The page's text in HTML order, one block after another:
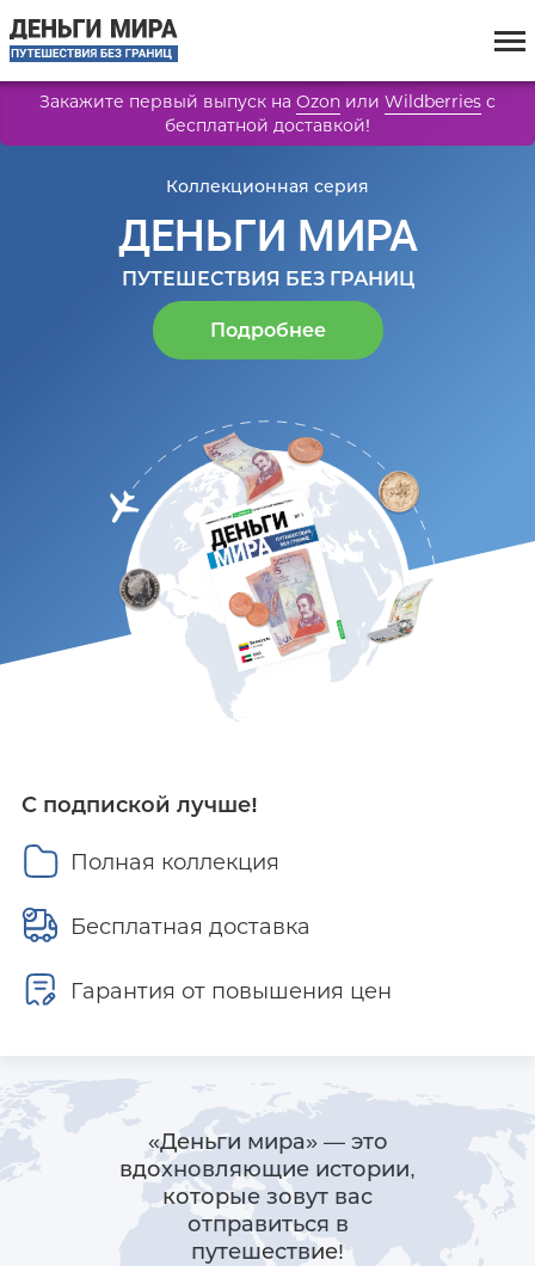
Закажите первый выпуск на Ozon или Wildberries с
бесплатной доставкой!
Коллекционная серия
ДЕНЬГИ МИРА
ПУТЕШЕСТВИЯ БЕЗ ГРАНИЦ
Подробнее
С подпиской лучше!
Полная коллекция
Бесплатная доставка
Гарантия от повышения цен
«Деньги мира» — это
вдохновляющие истории,
которые зовут вас
отправиться в
путешествие!